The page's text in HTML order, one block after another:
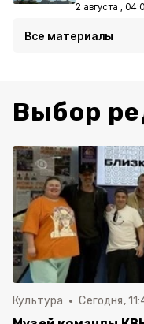
2 августа ,
Все материалы
Выбор
Культура Сегодня,